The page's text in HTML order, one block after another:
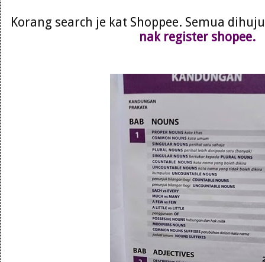
Korang search je kat Shoppee. Semua
nak register shopee.